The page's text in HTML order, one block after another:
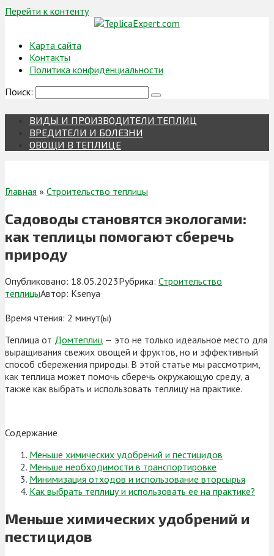
Перейти к контенту
Карта сайта
Контакты
Политика конфиденциальности
Поиск:
ВИДЫ И ПРОИЗВОДИТЕЛИ ТЕПЛИЦ
ВРЕДИТЕЛИ И БОЛЕЗНИ
ОВОЩИ В ТЕПЛИЦЕ
Главная » Строительство теплицы
Садоводы становятся экологами:
как теплицы помогают сберечь
природу
Опубликовано: 18.05.2023Рубрика: Строительство
теплицыАвтор: Ksenya
Время чтения: 2 минут(ы)
Теплица от Домтеплиц — это не только идеальное место для
выращивания свежих овощей и фруктов, но и эффективный
способ сбережения природы. В этой статье мы рассмотрим,
как теплица может помочь сберечь окружающую среду, а
также как выбрать и использовать теплицу на практике.
Содержание
Меньше химических удобрений и пестицидов
Меньше необходимости в транспортировке
Минимизация отходов и использование вторсырья
Как выбрать теплицу и использовать ее на практике?
Меньше химических удобрений и
пестицидов